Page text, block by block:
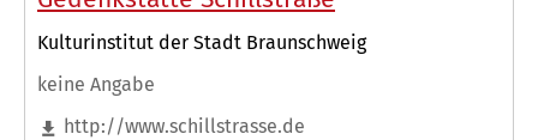
Kulturinstitut der Stadt Braunschweig
keine Angabe
http://www.schillstrasse.de